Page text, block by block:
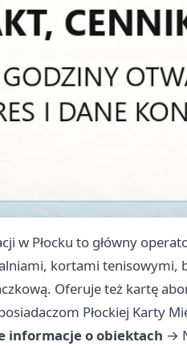
w Płocku to główny
kortami
Oferuje też kartę
Płockiej Karty
informacje o obiektach →